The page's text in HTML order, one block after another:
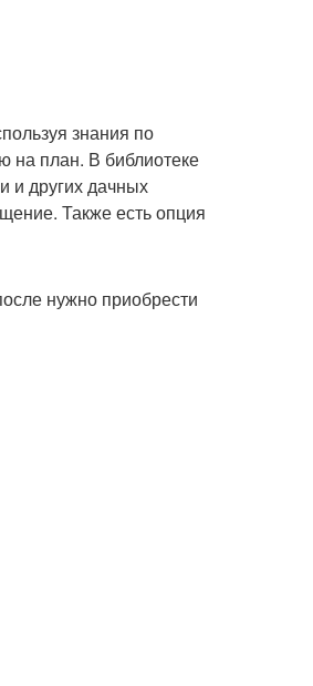
знания по
на план. В библиотеке
и других дачных
Также есть опция
нужно приобрести